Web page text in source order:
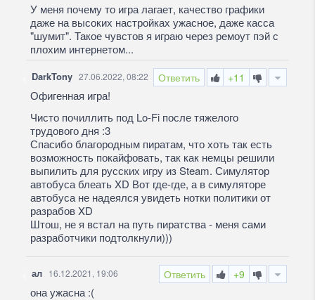
У меня почему то игра лагает, качество графики
даже на высоких настройках ужасное, даже касса
"шумит". Такое чувстов я играю через ремоут пэй с
плохим интернетом...
Ответить +11
DarkTony 27.06.2022, 08:22
Офигенная игра!
Чисто почиллить под Lo-Fi после тяжелого
трудового дня :3
Спасибо благородным пиратам, что хоть так есть
возможность покайфовать, так как немцы решили
выпилить для русских игру из Steam. Симулятор
автобуса блеать XD Вот где-где, а в симуляторе
автобуса не надеялся увидеть нотки политики от
разрабов XD
Штош, не я встал на путь пиратства - меня сами
разработчики подтолкнули)))
Ответить +9
ал 16.12.2021, 19:06
она ужасна :(